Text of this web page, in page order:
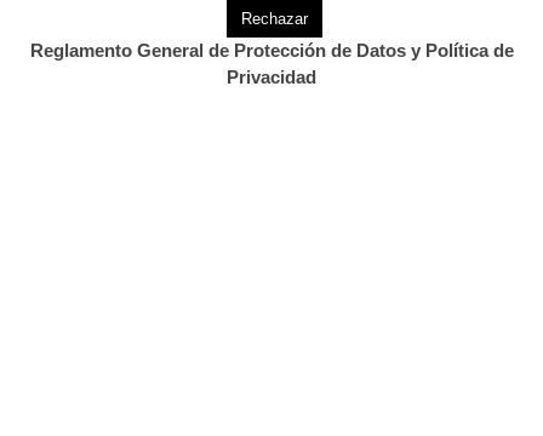
Últimas entradas
David Laguillo
Rechazar
Reglamento General de Protección de Datos y Política de
Privacidad